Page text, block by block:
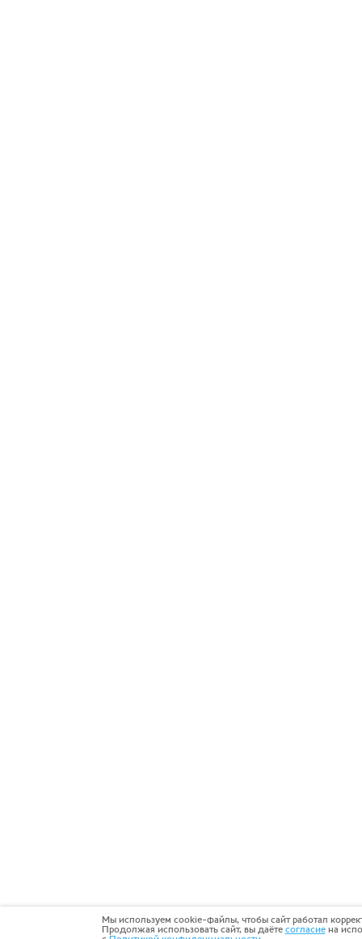
Мы используем cookie-файлы, чтобы сайт работал
Продолжая использовать сайт, вы даётесогласиена